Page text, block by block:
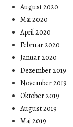
August 2020
Mai 2020
April 2020
Februar 2020
Januar 2020
Dezember 2019
November 2019
Oktober 2019
August 2019
Mai 2019